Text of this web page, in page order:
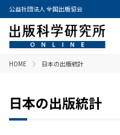
公益社団法人 全国出版協会
HOME 日本の出版統計
日本の出版統計